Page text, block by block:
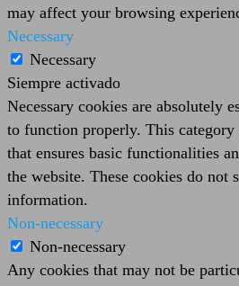
may affect your browsing
Necessary
Necessary
Siempre activado
Necessary cookies are absolutely
to function properly. This
that ensures basic functionalities
the website. These cookies do not
information.
Non-necessary
Non-necessary
Any cookies that may not be